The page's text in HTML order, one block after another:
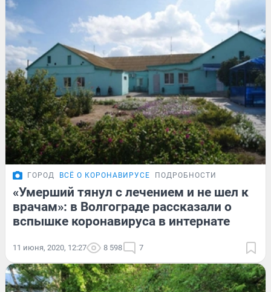
ГОРОД ВСЁ О КОРОНАВИРУСЕ ПОДРОБНОСТИ
«Умерший тянул с лечением и не шел к
врачам»: в Волгограде рассказали о
вспышке коронавируса в интернате
11 июня, 2020, 12:27 8 598 7